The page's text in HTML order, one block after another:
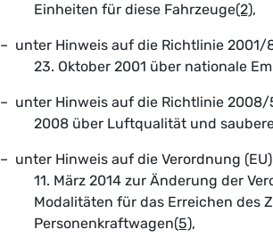
Einheiten für diese Fahrzeuge(2),
– unter Hinweis auf die Richtlinie 2001/
23. Oktober 2001 über nationale
– unter Hinweis auf die Richtlinie 2008/
2008 über Luftqualität und
– unter Hinweis auf die Verordnung
11. März 2014 zur Änderung der
Modalitäten für das Erreichen des
Personenkraftwagen(5),